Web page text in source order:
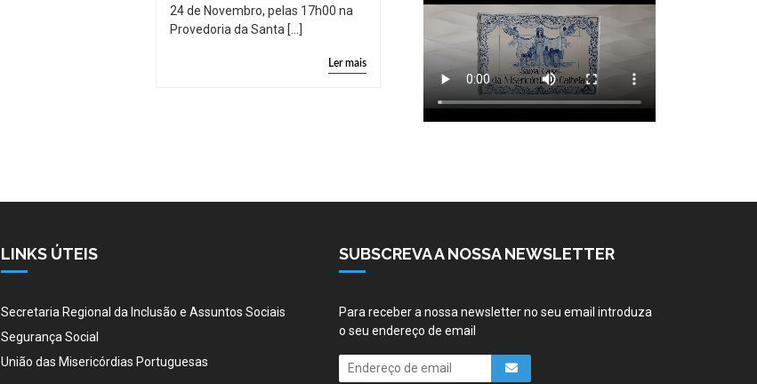
24 de Novembro, pelas 17h00 na
Provedoria da Santa […]
Ler mais
LINKS ÚTEIS
Secretaria Regional da Inclusão e Assuntos Sociais
Segurança Social
União das Misericórdias Portuguesas
SUBSCREVA A NOSSA NEWSLETTER
Para receber a nossa newsletter no seu email introduza
o seu endereço de email